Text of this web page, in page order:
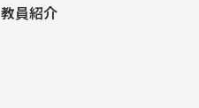
教員紹介